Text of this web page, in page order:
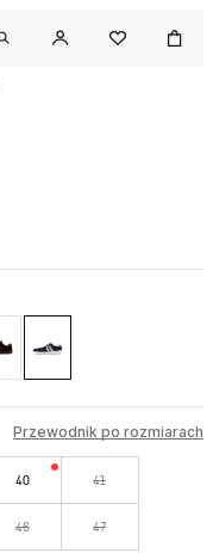
Przewodnik po rozmiarach
40 41
46 47